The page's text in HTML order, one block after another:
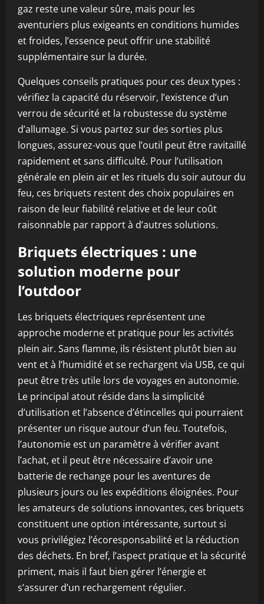
gaz reste une valeur sûre, mais pour les
aventuriers plus exigeants en conditions humides
et froides, l’essence peut offrir une stabilité
supplémentaire sur la durée.
Quelques conseils pratiques pour ces deux types :
vérifiez la capacité du réservoir, l’existence d’un
verrou de sécurité et la robustesse du système
d’allumage. Si vous partez sur des sorties plus
longues, assurez-vous que l’outil peut être ravitaillé
rapidement et sans difficulté. Pour l’utilisation
générale en plein air et les rituels du soir autour du
feu, ces briquets restent des choix populaires en
raison de leur fiabilité relative et de leur coût
raisonnable par rapport à d’autres solutions.
Briquets électriques : une
solution moderne pour
l’outdoor
Les briquets électriques représentent une
approche moderne et pratique pour les activités
plein air. Sans flamme, ils résistent plutôt bien au
vent et à l’humidité et se rechargent via USB, ce qui
peut être très utile lors de voyages en autonomie.
Le principal atout réside dans la simplicité
d’utilisation et l’absence d’étincelles qui pourraient
présenter un risque autour d’un feu. Toutefois,
l’autonomie est un paramètre à vérifier avant
l’achat, et il peut être nécessaire d’avoir une
batterie de rechange pour les aventures de
plusieurs jours ou les expéditions éloignées. Pour
les amateurs de solutions innovantes, ces briquets
constituent une option intéressante, surtout si
vous privilégiez l’écoresponsabilité et la réduction
des déchets. En bref, l’aspect pratique et la sécurité
priment, mais il faut bien gérer l’énergie et
s’assurer d’un rechargement régulier.